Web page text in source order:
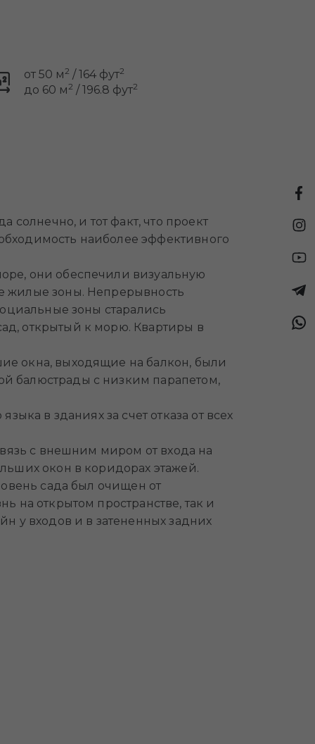
от 50 м2 / 164 фут2
до 60 м2 / 196.8 фут2
солнечно, и тот факт, что проект
наиболее эффективного
они обеспечили визуальную
жилые зоны. Непрерывность
зоны старались
открытый к морю. Квартиры в
окна, выходящие на балкон, были
балюстрады с низким парапетом,
в зданиях за счет отказа от всех
с внешним миром от входа на
окон в коридорах этажей.
сада был очищен от
на открытом пространстве, так и
у входов и в затененных задних